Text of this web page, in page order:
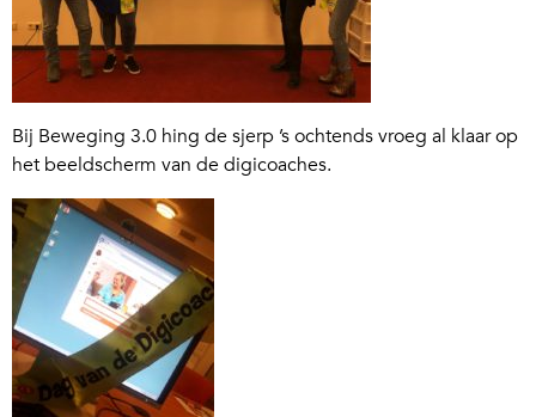
Bij Beweging 3.0 hing de sjerp ’s ochtends vroeg al klaar op
het beeldscherm van de digicoaches.